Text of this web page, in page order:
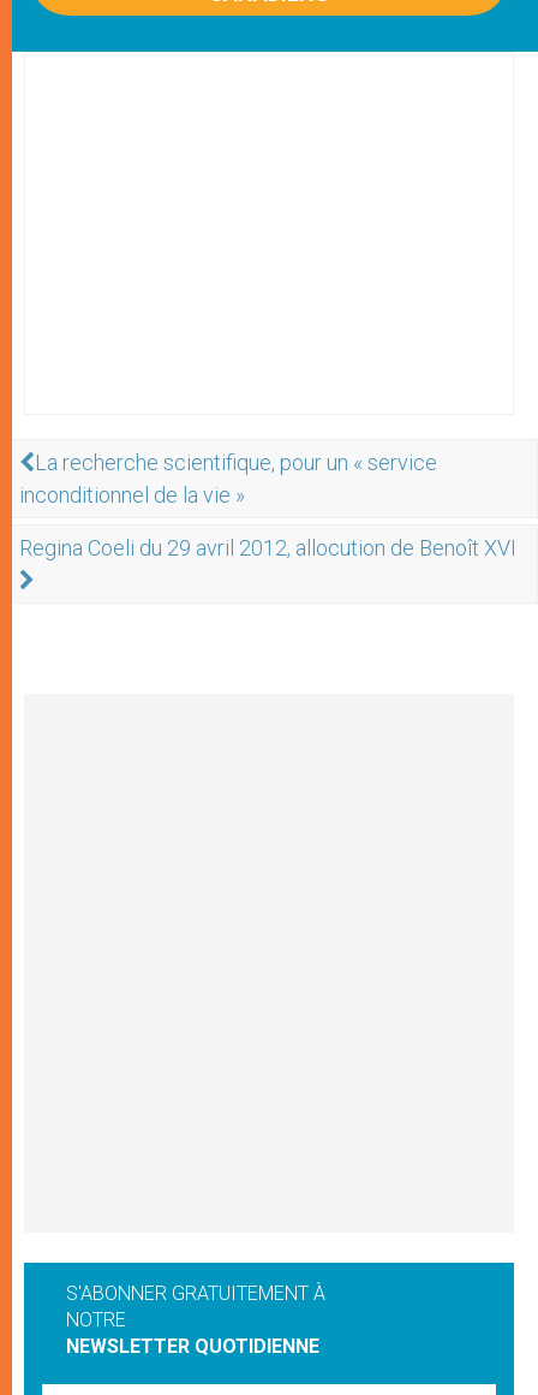
La recherche scientifique, pour un « service
inconditionnel de la vie »
Regina Coeli du 29 avril 2012, allocution de Benoît XVI
S'ABONNER GRATUITEMENT À
NOTRE
NEWSLETTER QUOTIDIENNE